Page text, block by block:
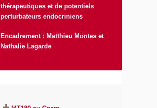
thérapeutiques et de potentiels
perturbateurs endocriniens
Encadrement : Matthieu Montes et
Nathalie Lagarde